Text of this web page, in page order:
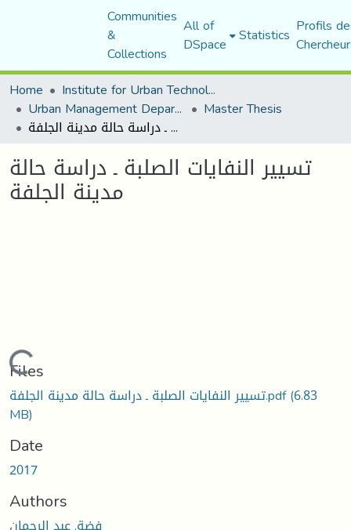
Communities
&
Collections
All of
DSpace Statistics Profils
Home
Institute for Urban Technology Management
Urban Management Department Master Thesis
تسيير النفايات الصلبة ـ دراسة حالة مدينة الجلفة
تسيير النفايات الصلبة ـ دراسة حالة
مدينة الجلفة
Loading...
Files
تسيير النفايات الصلبة ـ دراسة حالة مدينة الجلفة.pdf(6.83
MB)
Date
2017
Authors